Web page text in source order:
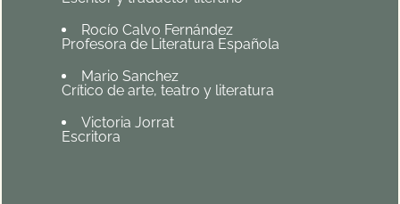
Rocío Calvo Fernández
Profesora de Literatura Española
Mario Sanchez
Crítico de arte, teatro y literatura
Victoria Jorrat
Escritora